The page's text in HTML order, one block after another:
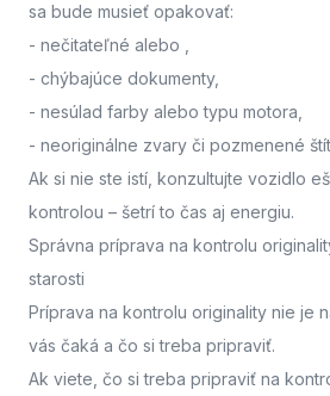
sa bude musieť opakovať:
- nečitateľné alebo
- chýbajúce dokumenty,
- nesúlad farby alebo typu motora,
- neoriginálne zvary či pozmenené
Ak si nie ste istí, konzultujte vozidlo
kontrolou – šetrí to čas aj energiu.
Správna príprava na kontrolu
starosti
Príprava na kontrolu originality nie je
vás čaká a čo si treba pripraviť.
Ak viete, čo si treba pripraviť na